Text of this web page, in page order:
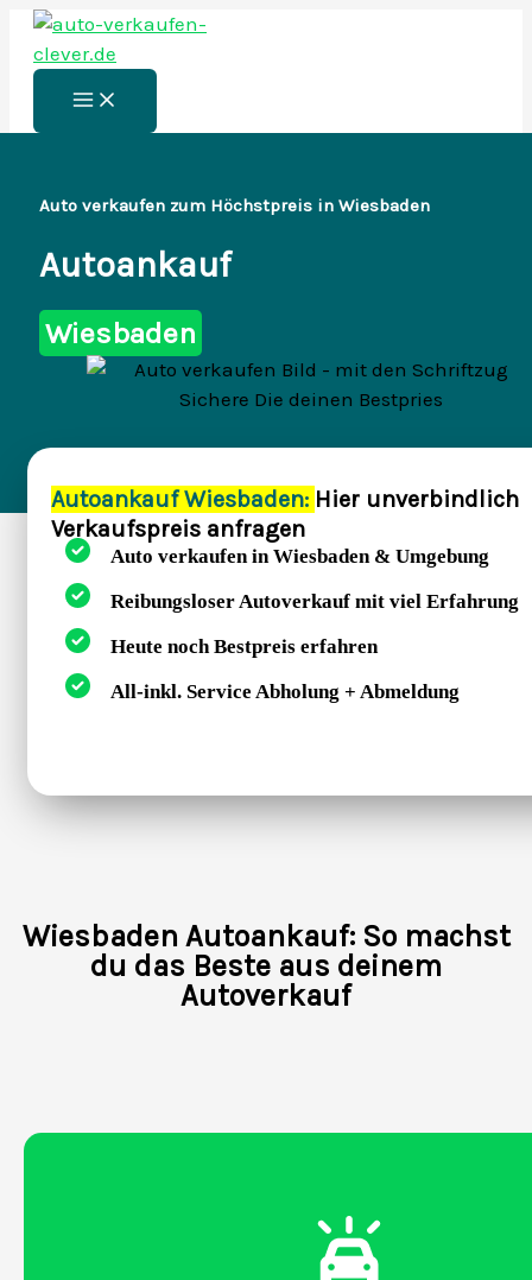
Zum
Inhalt
springen
Main
Menu
Auto verkaufen zum Höchstpreis in Wiesbaden
Autoankauf
Wiesbaden
Autoankauf Wiesbaden: Hier unverbindlich
Verkaufspreis anfragen
Auto verkaufen in Wiesbaden & Umgebung
Reibungsloser Autoverkauf mit viel Erfahrung
Heute noch Bestpreis erfahren
All-inkl. Service Abholung + Abmeldung
Wiesbaden Autoankauf: So machst
du das Beste aus deinem
Autoverkauf